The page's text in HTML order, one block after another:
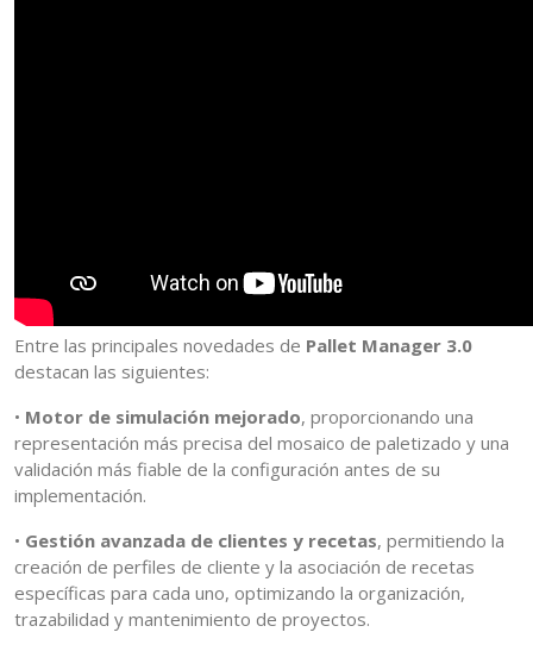
Entre las principales novedades de Pallet Manager 3.0
destacan las siguientes:
• Motor de simulación mejorado, proporcionando una
representación más precisa del mosaico de paletizado y una
validación más fiable de la configuración antes de su
implementación.
• Gestión avanzada de clientes y recetas, permitiendo la
creación de perfiles de cliente y la asociación de recetas
específicas para cada uno, optimizando la organización,
trazabilidad y mantenimiento de proyectos.